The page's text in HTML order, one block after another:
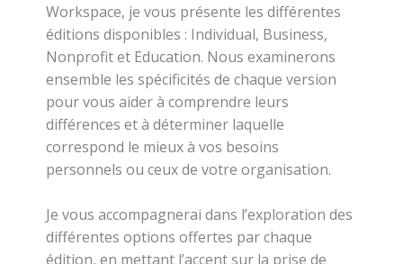
Workspace, je vous présente les différentes
éditions disponibles : Individual, Business,
Nonprofit et Education. Nous examinerons
ensemble les spécificités de chaque version
pour vous aider à comprendre leurs
différences et à déterminer laquelle
correspond le mieux à vos besoins
personnels ou ceux de votre organisation.
Je vous accompagnerai dans l’exploration des
différentes options offertes par chaque
édition, en mettant l’accent sur la prise de